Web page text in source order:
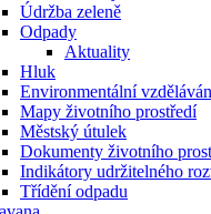
Údržba zeleně
Odpady
Aktuality
Hluk
Environmentální
Mapy životního prostředí
Městský útulek
Dokumenty životního
Indikátory udržitelného
Třídění odpadu